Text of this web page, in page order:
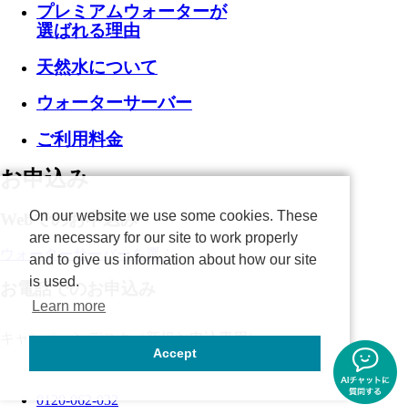
プレミアムウォーターが
選ばれる理由
天然水について
ウォーターサーバー
ご利用料金
お申込み
Webでのお申込み
ウォーターサーバーを選ぶ
お電話でのお申込み
キャンペーンデスク（新規お申込専用）
受付時間：10時～18時（年末年始を除く）
0120-062-032
On our website we use some cookies. These
are necessary for our site to work properly
and to give us information about how our site
is used.
Learn more
Accept